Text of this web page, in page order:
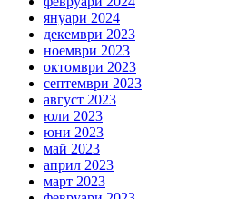
януари 2024
декември 2023
ноември 2023
октомври 2023
септември 2023
август 2023
юли 2023
юни 2023
май 2023
април 2023
март 2023